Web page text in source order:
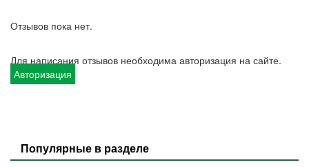
Отзывов пока нет.
Для написания отзывов необходима авторизация на сайте.
Авторизация
Популярные в разделе